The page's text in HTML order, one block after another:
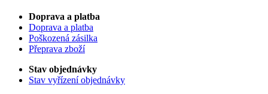
Doprava a platba
Doprava a platba
Poškozená zásilka
Přeprava zboží
Stav objednávky
Stav vyřízení objednávky